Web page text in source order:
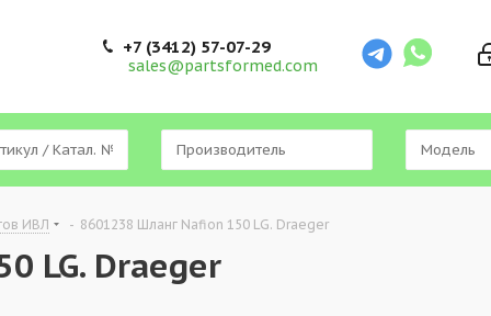
+7 (3412) 57-07-29
sales@partsformed.com
ИВЛ - 8601238 Шланг Nafion 150 LG. Draeger
LG. Draeger